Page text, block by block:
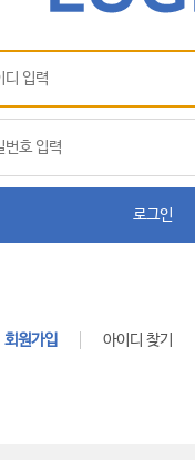
로그인
회원가입 아이디 찾기